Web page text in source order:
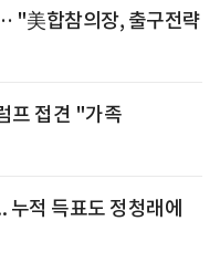
"美합참의장, 출구전략
프 접견 "가족
적 득표도 정청래에